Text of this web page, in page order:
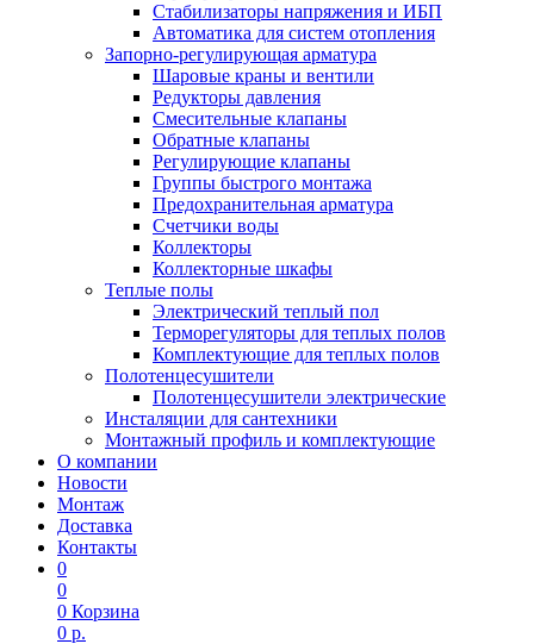
Стабилизаторы напряжения и ИБП
Автоматика для систем отопления
Запорно-регулирующая арматура
Шаровые краны и вентили
Редукторы давления
Смесительные клапаны
Обратные клапаны
Регулирующие клапаны
Группы быстрого монтажа
Предохранительная арматура
Счетчики воды
Коллекторы
Коллекторные шкафы
Теплые полы
Электрический теплый пол
Терморегуляторы для теплых полов
Комплектующие для теплых полов
Полотенцесушители
Полотенцесушители электрические
Инсталяции для сантехники
Монтажный профиль и комплектующие
О компании
Новости
Монтаж
Доставка
Контакты
0
0
0 Корзина
0 р.